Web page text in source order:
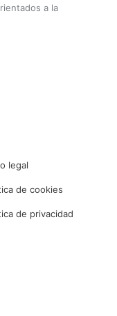
a la
legal
de cookies
de privacidad